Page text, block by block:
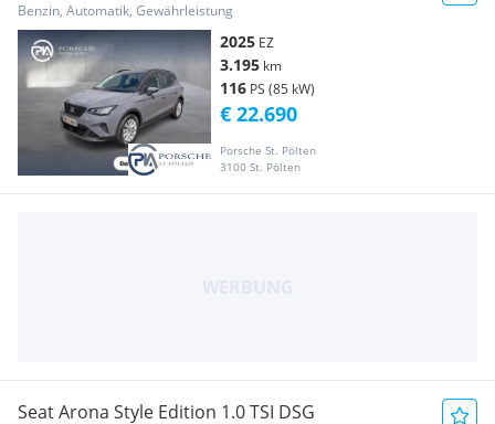
Benzin, Automatik, Gewährleistung
2025 EZ
3.195 km
116 PS (85 kW)
Porsche St. Pölten
3100 St. Pölten
€ 22.690
Seat Arona Style Edition 1.0 TSI DSG